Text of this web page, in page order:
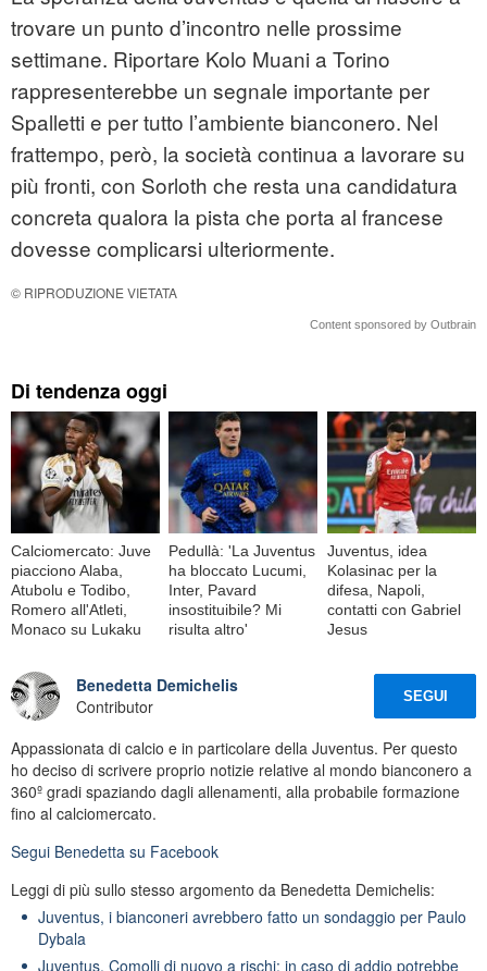
trovare un punto d’incontro nelle prossime
settimane. Riportare Kolo Muani a Torino
rappresenterebbe un segnale importante per
Spalletti e per tutto l’ambiente bianconero. Nel
frattempo, però, la società continua a lavorare su
più fronti, con Sorloth che resta una candidatura
concreta qualora la pista che porta al francese
dovesse complicarsi ulteriormente.
© RIPRODUZIONE VIETATA
Content sponsored by Outbrain
Di tendenza oggi
Calciomercato: Juve
piacciono Alaba,
Atubolu e Todibo,
Romero all'Atleti,
Monaco su Lukaku
Pedullà: 'La Juventus
ha bloccato Lucumi,
Inter, Pavard
insostituibile? Mi
risulta altro'
Juventus, idea
Kolasinac per la
difesa, Napoli,
contatti con Gabriel
Jesus
Benedetta Demichelis
Contributor
SEGUI
Appassionata di calcio e in particolare della Juventus. Per questo
ho deciso di scrivere proprio notizie relative al mondo bianconero a
360º gradi spaziando dagli allenamenti, alla probabile formazione
fino al calciomercato.
Segui Benedetta su Facebook
Leggi di più sullo stesso argomento da Benedetta Demichelis:
Juventus, i bianconeri avrebbero fatto un sondaggio per Paulo
Dybala
Juventus, Comolli di nuovo a rischi: in caso di addio potrebbe